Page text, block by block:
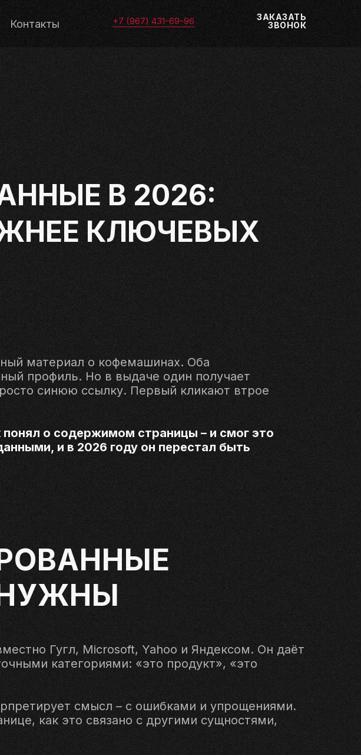
ЗАКАЗАТЬ
ЗВОНОК
+7 (967) 431-69-96
Контакты
В 2026:
КЛЮЧЕВЫХ
материал о кофемашинах. Оба
профиль. Но в выдаче один получает
синюю ссылку. Первый кликают втрое
о содержимом страницы – и смог это
и в 2026 году он перестал быть
Гугл, Microsoft, Yahoo и Яндексом. Он даёт
категориями: «это продукт», «это
смысл – с ошибками и упрощениями.
как это связано с другими сущностями,